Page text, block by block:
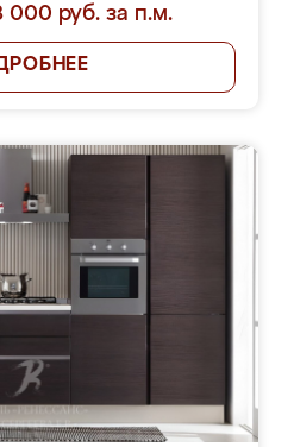
000 руб. за п.м.